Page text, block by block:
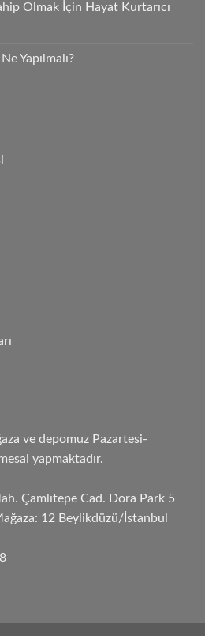
Olmak İçin Hayat Kurtarıcı
Yapılmalı?
ve depomuz Pazartesi-
yapmaktadır.
Çamlıtepe Cad. Dora Park 5
12 Beylikdüzü/İstanbul